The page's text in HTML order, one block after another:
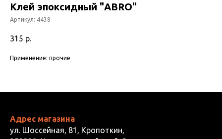
Клей эпоксидный "ABRO"
Артикул: 4438
315 р.
Применение: прочие
Адрес магазина
ул. Шоссейная, 81, Кропоткин,